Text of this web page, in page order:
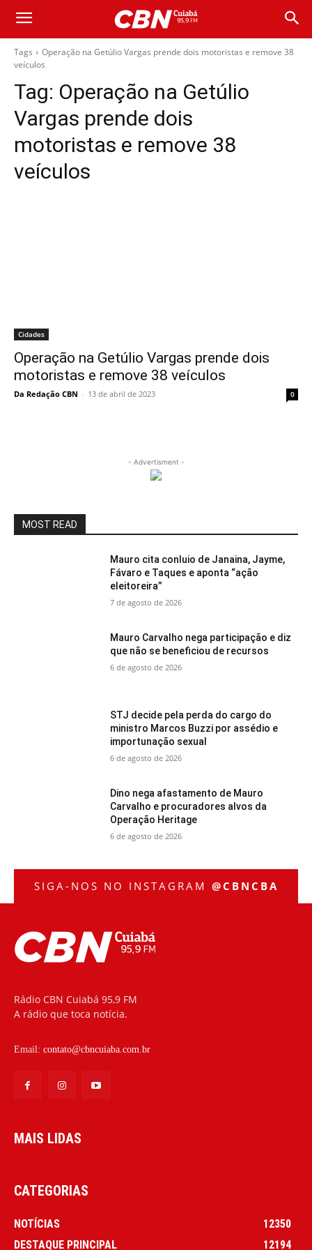
Tags
Operação na Getúlio Vargas prende dois motoristas e remove 38
veículos
Tag: Operação na Getúlio
Vargas prende dois
motoristas e remove 38
veículos
Cidades
Operação na Getúlio Vargas prende dois
motoristas e remove 38 veículos
Da Redação CBN - 13 de abril de 2023 0
- Advertisment -
MOST READ
Mauro cita conluio de Janaina, Jayme,
Fávaro e Taques e aponta “ação
eleitoreira”
7 de agosto de 2026
Mauro Carvalho nega participação e diz
que não se beneficiou de recursos
6 de agosto de 2026
STJ decide pela perda do cargo do
ministro Marcos Buzzi por assédio e
importunação sexual
6 de agosto de 2026
Dino nega afastamento de Mauro
Carvalho e procuradores alvos da
Operação Heritage
6 de agosto de 2026
SIGA-NOS NO INSTAGRAM @CBNCBA
Rádio CBN Cuiabá 95,9 FM
A rádio que toca notícia.
Email: contato@cbncuiaba.com.br
MAIS LIDAS
CATEGORIAS
NOTÍCIAS
12350
DESTAQUE PRINCIPAL
12194